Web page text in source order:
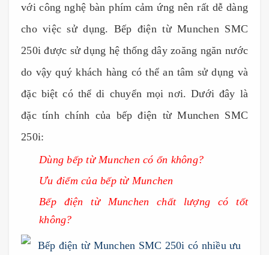
với công nghệ bàn phím cảm ứng nên rất dễ dàng
cho việc sử dụng. Bếp điện từ Munchen SMC
250i được sử dụng hệ thống dây zoăng ngăn nước
do vậy quý khách hàng có thể an tâm sử dụng và
đặc biệt có thể di chuyển mọi nơi. Dưới đây là
đặc tính chính của bếp điện từ Munchen SMC
250i:
Dùng bếp từ Munchen có ổn không?
Ưu điểm của bếp từ Munchen
Bếp điện từ Munchen chất lượng có tốt
không?